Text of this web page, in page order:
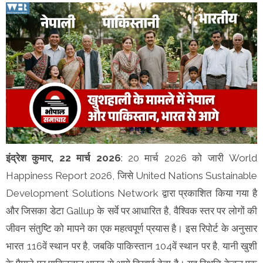
इंद्रेश कुमार, 22 मार्च 2026: 20 मार्च 2026 को जारी World
Happiness Report 2026, जिसे United Nations Sustainable
Development Solutions Network द्वारा प्रकाशित किया गया है
और जिसका डेटा Gallup के सर्वे पर आधारित है, वैश्विक स्तर पर लोगों की
जीवन संतुष्टि को मापने का एक महत्वपूर्ण प्रयास है। इस रिपोर्ट के अनुसार
भारत 116वें स्थान पर है, जबकि पाकिस्तान 104वें स्थान पर है, यानी खुशी